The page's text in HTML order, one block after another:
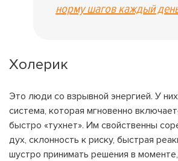
норму шагов каждый
Холерик
Это люди со взрывной энергией. У
система, которая мгновенно
быстро «тухнет». Им свойственны
дух, склонность к риску, быстрая
шустро принимать решения в